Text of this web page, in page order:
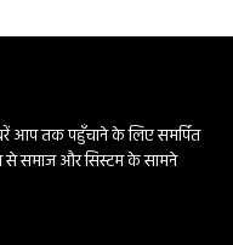
आप तक पहुँचाने के लिए समर्पित
से समाज और सिस्टम के सामने